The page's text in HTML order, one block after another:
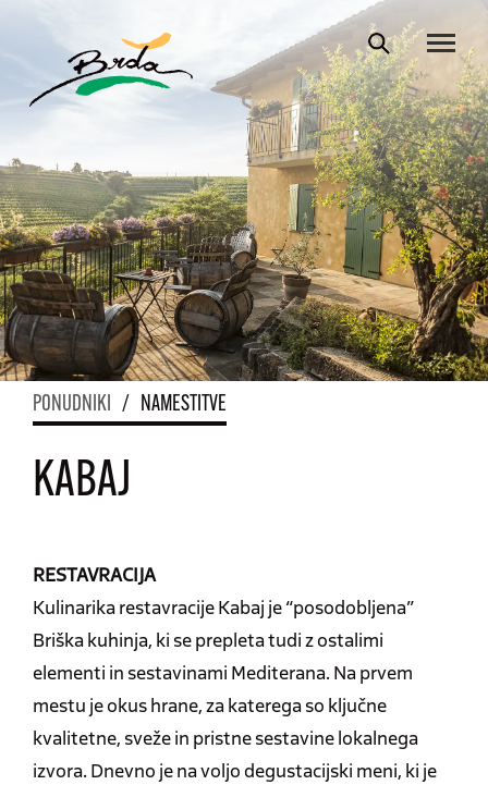
PONUDNIKI / NAMESTITVE
KABAJ
RESTAVRACIJA
Kulinarika restavracije Kabaj je “posodobljena”
Briška kuhinja, ki se prepleta tudi z ostalimi
elementi in sestavinami Mediterana. Na prvem
mestu je okus hrane, za katerega so ključne
kvalitetne, sveže in pristne sestavine lokalnega
izvora. Dnevno je na voljo degustacijski meni, ki je